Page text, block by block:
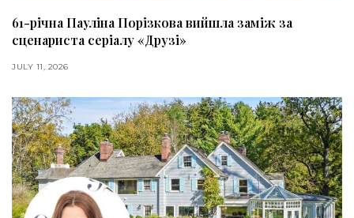
61-річна Пауліна Порізкова вийшла заміж за
сценариста серіалу «Друзі»
JULY 11, 2026